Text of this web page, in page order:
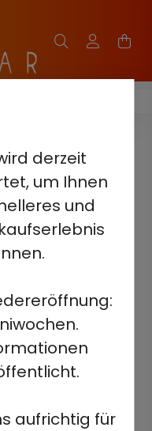
derzeit
um Ihnen
und
aufrichtig für
8000
-
GUAVA -